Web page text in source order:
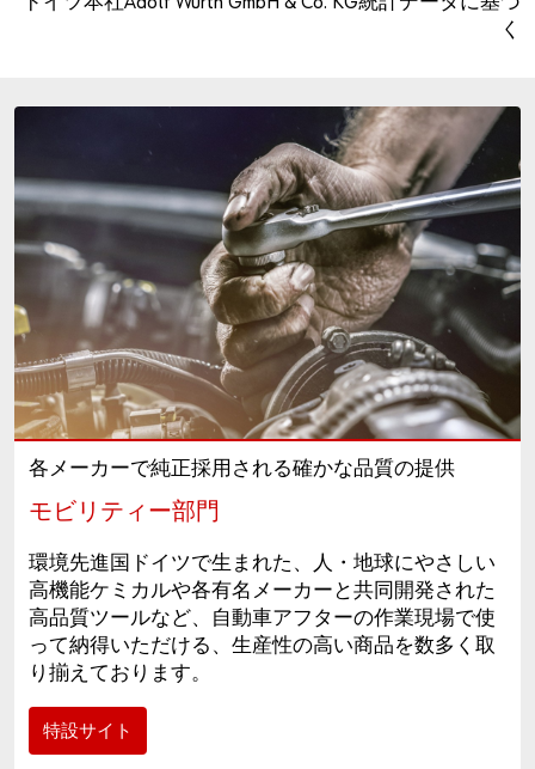
く
各メーカーで純正採用される確かな品質の提供
モビリティー部門
環境先進国ドイツで生まれた、人・地球にやさしい
高機能ケミカルや各有名メーカーと共同開発された
高品質ツールなど、自動車アフターの作業現場で使
って納得いただける、生産性の高い商品を数多く取
り揃えております。
特設サイト